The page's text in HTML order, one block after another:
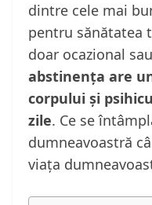
dintre cele mai
pentru sănătatea
doar ocazional
abstinența are
corpului și
zile. Ce se
dumneavoastră
viața